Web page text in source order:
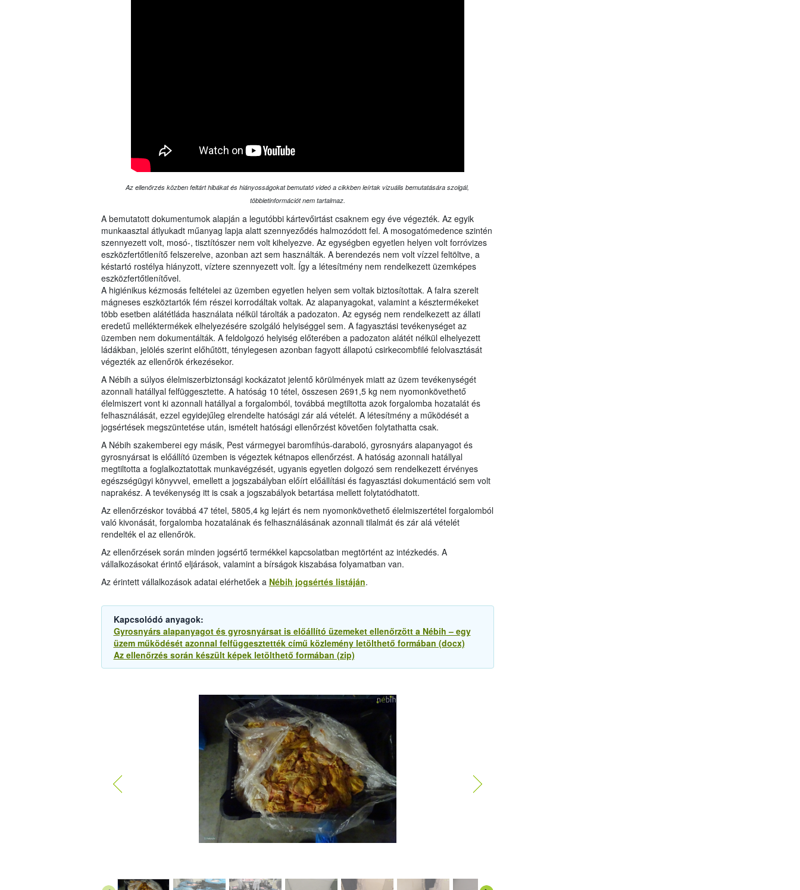
Az ellenőrzés közben feltárt hibákat és hiányosságokat bemutató videó a cikkben leírtak vizuális bemutatására szolgál,
többletinformációt nem tartalmaz.
A bemutatott dokumentumok alapján a legutóbbi kártevőirtást csaknem egy éve végezték. Az egyik
munkaasztal átlyukadt műanyag lapja alatt szennyeződés halmozódott fel. A mosogatómedence szintén
szennyezett volt, mosó-, tisztítószer nem volt kihelyezve. Az egységben egyetlen helyen volt forróvizes
eszközfertőtlenítő felszerelve, azonban azt sem használták. A berendezés nem volt vízzel feltöltve, a
késtartó rostélya hiányzott, víztere szennyezett volt. Így a létesítmény nem rendelkezett üzemképes
eszközfertőtlenítővel.
A higiénikus kézmosás feltételei az üzemben egyetlen helyen sem voltak biztosítottak. A falra szerelt
mágneses eszköztartók fém részei korrodáltak voltak. Az alapanyagokat, valamint a késztermékeket
több esetben alátétláda használata nélkül tárolták a padozaton. Az egység nem rendelkezett az állati
eredetű melléktermékek elhelyezésére szolgáló helyiséggel sem. A fagyasztási tevékenységet az
üzemben nem dokumentálták. A feldolgozó helyiség előterében a padozaton alátét nélkül elhelyezett
ládákban, jelölés szerint előhűtött, ténylegesen azonban fagyott állapotú csirkecombfilé felolvasztását
végezték az ellenőrök érkezésekor.
A Nébih a súlyos élelmiszerbiztonsági kockázatot jelentő körülmények miatt az üzem tevékenységét
azonnali hatállyal felfüggesztette. A hatóság 10 tétel, összesen 2691,5 kg nem nyomonkövethető
élelmiszert vont ki azonnali hatállyal a forgalomból, továbbá megtiltotta azok forgalomba hozatalát és
felhasználását, ezzel egyidejűleg elrendelte hatósági zár alá vételét. A létesítmény a működését a
jogsértések megszüntetése után, ismételt hatósági ellenőrzést követően folytathatta csak.
A Nébih szakemberei egy másik, Pest vármegyei baromfihús-daraboló, gyrosnyárs alapanyagot és
gyrosnyársat is előállító üzemben is végeztek kétnapos ellenőrzést. A hatóság azonnali hatállyal
megtiltotta a foglalkoztatottak munkavégzését, ugyanis egyetlen dolgozó sem rendelkezett érvényes
egészségügyi könyvvel, emellett a jogszabályban előírt előállítási és fagyasztási dokumentáció sem volt
naprakész. A tevékenység itt is csak a jogszabályok betartása mellett folytatódhatott.
Az ellenőrzéskor továbbá 47 tétel, 5805,4 kg lejárt és nem nyomonkövethető élelmiszertétel forgalomból
való kivonását, forgalomba hozatalának és felhasználásának azonnali tilalmát és zár alá vételét
rendelték el az ellenőrök.
Az ellenőrzések során minden jogsértő termékkel kapcsolatban megtörtént az intézkedés. A
vállalkozásokat érintő eljárások, valamint a bírságok kiszabása folyamatban van.
Az érintett vállalkozások adatai elérhetőek a Nébih jogsértés listáján.
Kapcsolódó anyagok:
Gyrosnyárs alapanyagot és gyrosnyársat is előállító üzemeket ellenőrzött a Nébih – egy
üzem működését azonnal felfüggesztették című közlemény letölthető formában (docx)
Az ellenőrzés során készült képek letölthető formában (zip)